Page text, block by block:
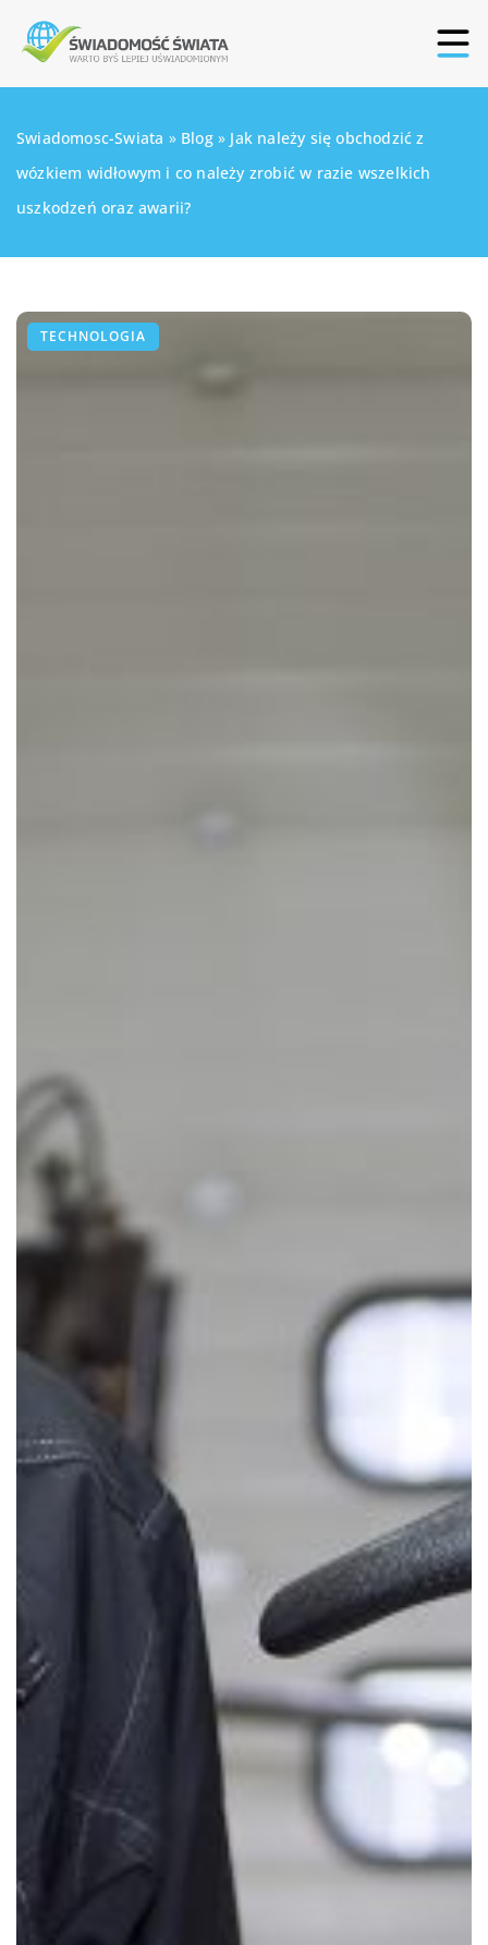
Swiadomosc-Swiata » Blog» Jak należy się obchodzić z
wózkiem widłowym i co należy zrobić w razie wszelkich
uszkodzeń oraz awarii?
TECHNOLOGIA